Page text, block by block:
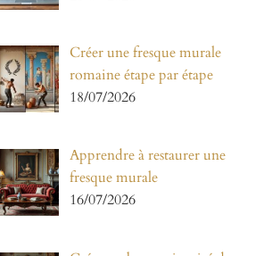
Créer une fresque murale
romaine étape par étape
18/07/2026
Apprendre à restaurer une
fresque murale
16/07/2026